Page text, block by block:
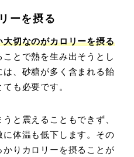
ーを摂る
切なのがカロリーを摂る
とで熱を生み出そうとし
は、砂糖が多く含まれる飴
も必要です。
と震えることもできず、
体温も低下します。その
りカロリーを摂ることが